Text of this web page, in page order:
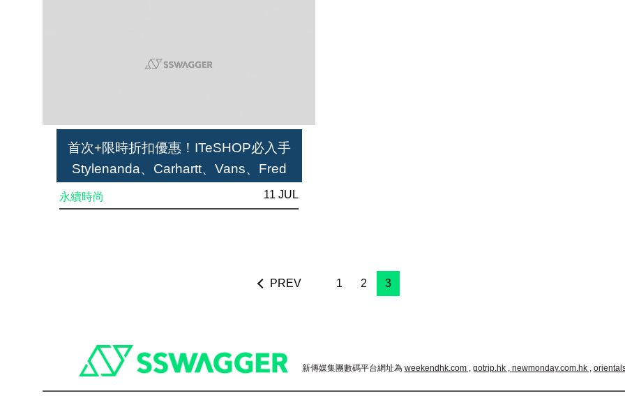
首次+限時折扣優惠！ITeSHOP必入手
Stylenanda、Carhartt、Vans、Fred
永續時尚 11 JUL
PREV 1 2 3
新傳媒集團數碼平台網址為 weekendhk.com , gotrip.hk , newmonday.com.hk ,